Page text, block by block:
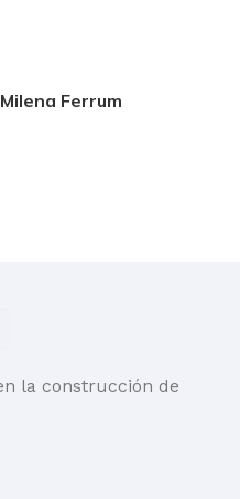
Ferrum
la construcción de